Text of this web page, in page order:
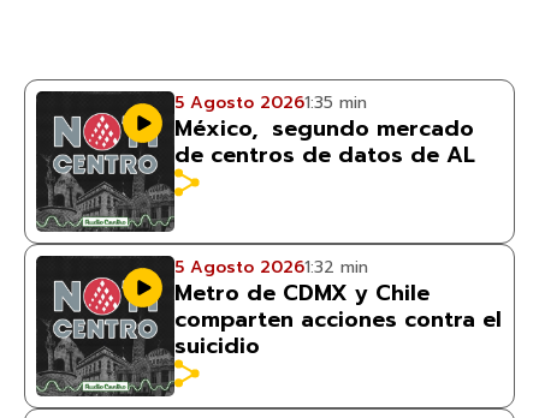
5 Agosto 20261:35 min
México, segundo mercado
de centros de datos de AL
5 Agosto 20261:32 min
Metro de CDMX y Chile
comparten acciones contra el
suicidio